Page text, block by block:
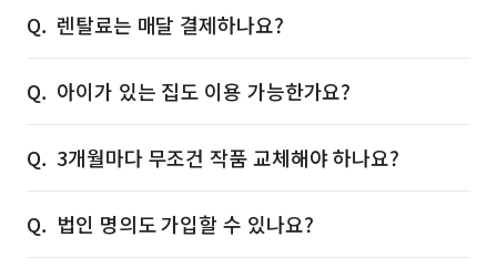
렌탈료는 매달 결제하나요?
아이가 있는 집도 이용 가능한가요?
3개월마다 무조건 작품 교체해야 하나요?
법인 명의도 가입할 수 있나요?